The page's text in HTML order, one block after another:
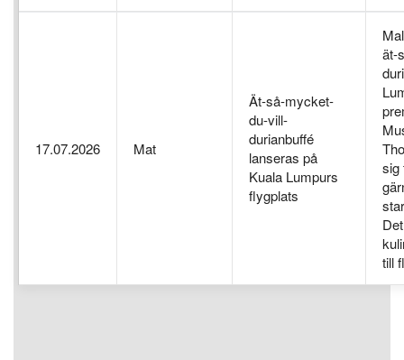
17.07.2026 Mat
Ät-så-mycket-
du-vill-
durianbuffé
lanseras på
Kuala Lumpurs
flygplats
ät-
sig
till